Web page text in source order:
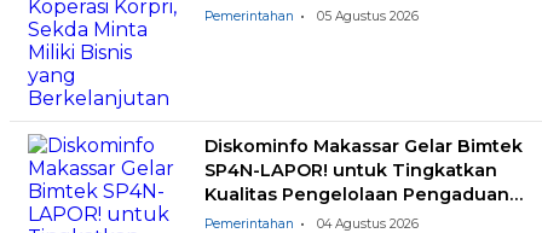
Pemerintahan 05 Agustus 2026
Diskominfo Makassar Gelar Bimtek
SP4N-LAPOR! untuk Tingkatkan
Kualitas Pengelolaan Pengaduan
Masyarakat
Pemerintahan 04 Agustus 2026